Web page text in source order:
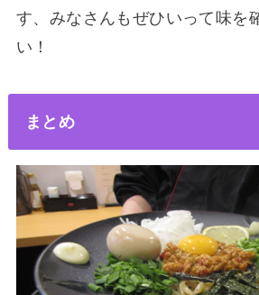
す、みなさんもぜひいって味を
い！
まとめ